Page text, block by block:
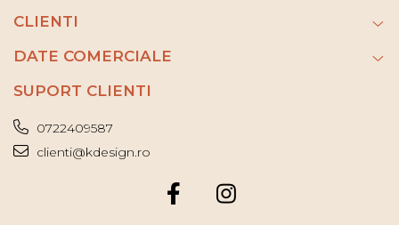
CLIENTI
DATE COMERCIALE
SUPORT CLIENTI
0722409587
clienti@kdesign.ro